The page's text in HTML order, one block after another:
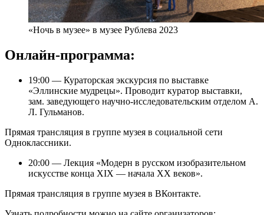
«Ночь в музее» в музее Рублева 2023
Онлайн-программа:
19:00 — Кураторская экскурсия по выставке
«Эллинские мудрецы». Проводит куратор выставки,
зам. заведующего научно-исследовательским отделом А.
Л. Гульманов.
Прямая трансляция в группе музея в социальной сети
Одноклассники.
20:00 — Лекция «Модерн в русском изобразительном
искусстве конца XIX — начала XX веков».
Прямая трансляция в группе музея в ВКонтакте.